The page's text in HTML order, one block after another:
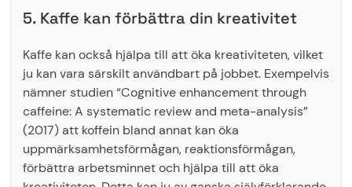
5. Kaffe kan förbättra din kreativitet
Kaffe kan också hjälpa till att öka kreativiteten, vilket
ju kan vara särskilt användbart på jobbet. Exempelvis
nämner studien “Cognitive enhancement through
caffeine: A systematic review and meta-analysis”
(2017) att koffein bland annat kan öka
uppmärksamhetsförmågan, reaktionsförmågan,
förbättra arbetsminnet och hjälpa till att öka